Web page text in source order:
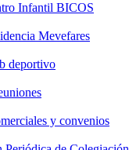
Infantil BICOS
Mevefares
deportivo
y convenios